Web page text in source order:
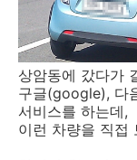
상암동에 갔다가
구글(google), 다
서비스를 하는데,
이런 차량을 직접